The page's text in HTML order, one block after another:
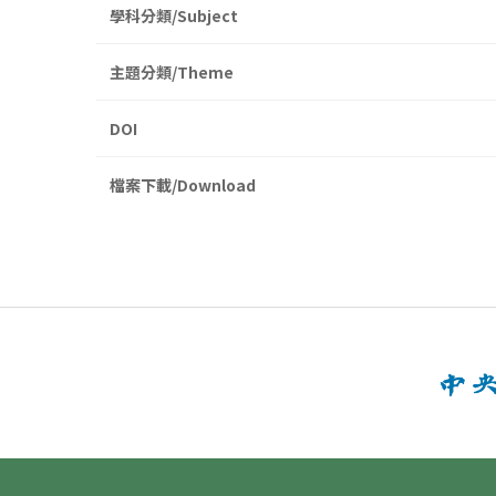
學科分類/Subject
主題分類/Theme
DOI
檔案下載/Download